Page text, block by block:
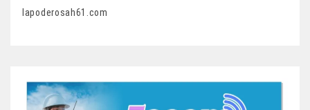
lapoderosah61.com